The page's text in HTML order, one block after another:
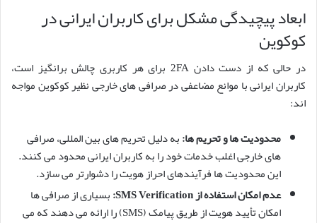
ابعاد پیچیدگی مشکل برای کاربران ایرانی در
کوکوین
در حالی که از دست دادن 2FA برای هر کاربری چالش برانگیز است،
کاربران ایرانی با موانع مضاعفی در صرافی های خارجی نظیر کوکوین مواجه
اند:
محدودیت ها و تحریم ها:به دلیل تحریم های بین المللی، صرافی
های خارجی اغلب خدمات خود را به کاربران ایرانی محدود می کنند.
این محدودیت ها فرآیندهای احراز هویت را دشوارتر می سازد.
عدم امکان استفاده از SMS Verification:
بسیاری از صرافی ها
امکان تأیید هویت از طریق پیامک (SMS) را ارائه می دهند که می